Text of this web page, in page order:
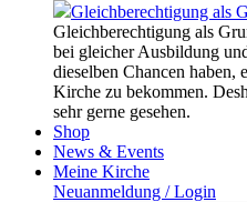
Gleichberechtigung als
Gleichberechtigung als
bei gleicher Ausbildung
dieselben Chancen haben,
Kirche zu bekommen.
sehr gerne gesehen.
Shop
News & Events
Meine Kirche
Neuanmeldung / Login